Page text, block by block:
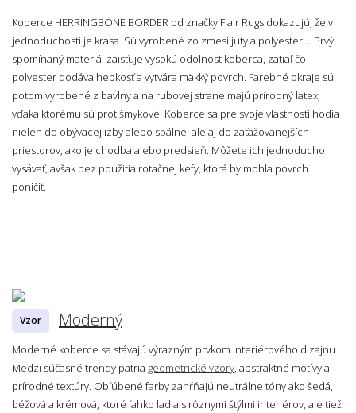
Koberce HERRINGBONE BORDER od značky Flair Rugs dokazujú, že v
jednoduchosti je krása. Sú vyrobené zo zmesi juty a polyesteru. Prvý
spomínaný materiál zaisťuje vysokú odolnosť koberca, zatiaľ čo
polyester dodáva hebkosť a vytvára mäkký povrch. Farebné okraje sú
potom vyrobené z bavlny a na rubovej strane majú prírodný latex,
vďaka ktorému sú protišmykové. Koberce sa pre svoje vlastnosti hodia
nielen do obývacej izby alebo spálne, ale aj do zaťažovanejších
priestorov, ako je chodba alebo predsieň. Môžete ich jednoducho
vysávať, avšak bez použitia rotačnej kefy, ktorá by mohla povrch
poničiť.
Vzor Moderný
Moderné koberce sa stávajú výrazným prvkom interiérového dizajnu.
Medzi súčasné trendy patria geometrické vzory , abstraktné motívy a
prírodné textúry. Obľúbené farby zahŕňajú neutrálne tóny ako šedá,
béžová a krémová, ktoré ľahko ladia s rôznymi štýlmi interiérov, ale tiež